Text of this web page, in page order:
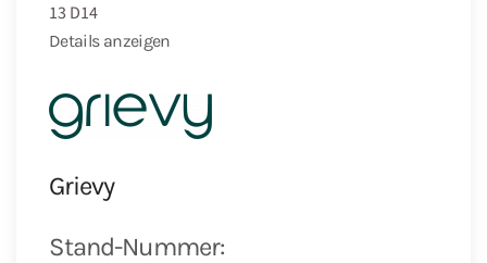
13 D14
Details anzeigen
Grievy
Stand-Nummer: